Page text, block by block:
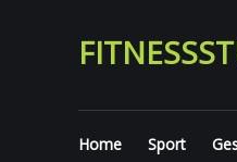
Home Sport